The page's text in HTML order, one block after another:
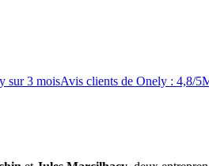
sur 3 moisAvis clients de Onely : 4,8/5